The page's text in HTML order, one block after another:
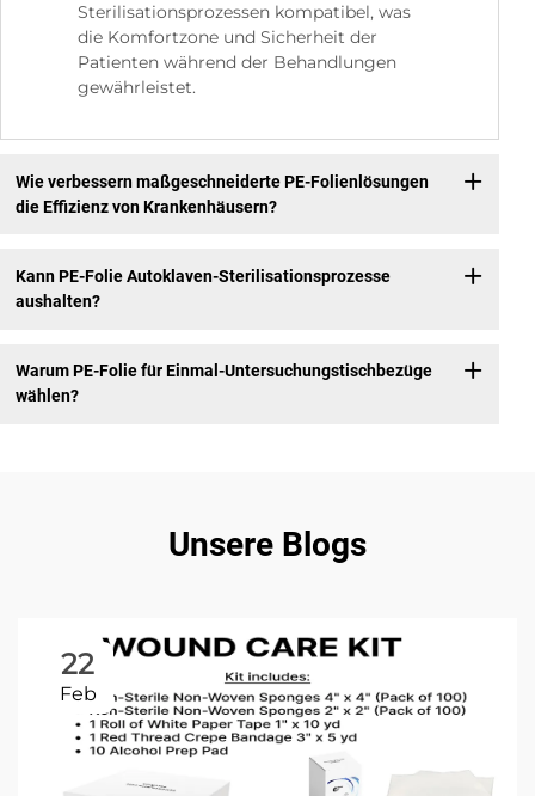
Sterilisationsprozessen kompatibel, was
die Komfortzone und Sicherheit der
Patienten während der Behandlungen
gewährleistet.
Wie verbessern maßgeschneiderte PE-Folienlösungen
die Effizienz von Krankenhäusern?
Kann PE-Folie Autoklaven-Sterilisationsprozesse
aushalten?
Warum PE-Folie für Einmal-Untersuchungstischbezüge
wählen?
Unsere Blogs
22
Feb